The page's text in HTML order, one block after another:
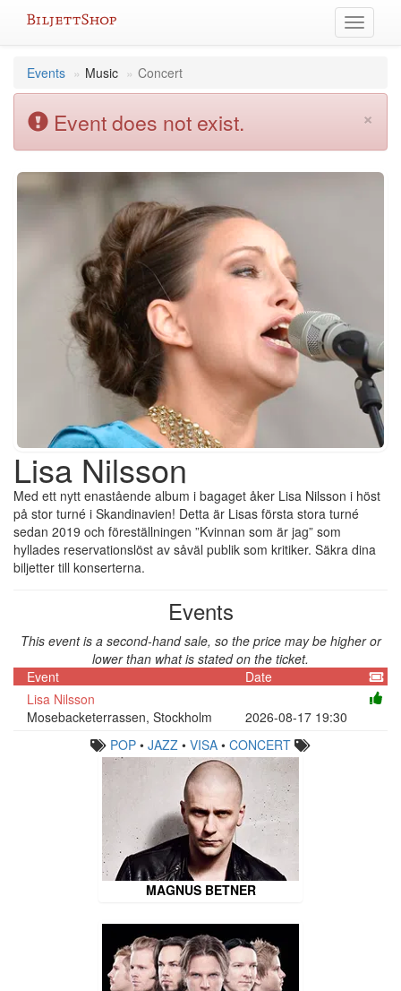
Toggle
Events
Music Concert
×
Event does not exist.
Lisa Nilsson
Med ett nytt enastående album i bagaget åker Lisa Nilsson i höst
på stor turné i Skandinavien! Detta är Lisas första stora turné
sedan 2019 och föreställningen ”Kvinnan som är jag” som
hyllades reservationslöst av såväl publik som kritiker. Säkra dina
biljetter till konserterna.
Events
This event is a second-hand sale, so the price may be higher or
lower than what is stated on the ticket.
Event
Date
Lisa Nilsson
Mosebacketerrassen, Stockholm
2026-08-17 19:30
POP • JAZZ • VISA • CONCERT
MAGNUS BETNER